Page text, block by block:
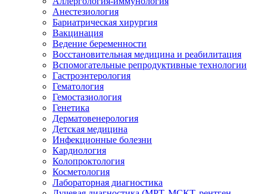
Анестезиология
Бариатрическая хирургия
Вакцинация
Ведение беременности
Восстановительная медицина и реабилитация
Вспомогательные репродуктивные технологии
Гастроэнтерология
Гематология
Гемостазиология
Генетика
Дерматовенерология
Детская медицина
Инфекционные болезни
Кардиология
Колопроктология
Косметология
Лабораторная диагностика